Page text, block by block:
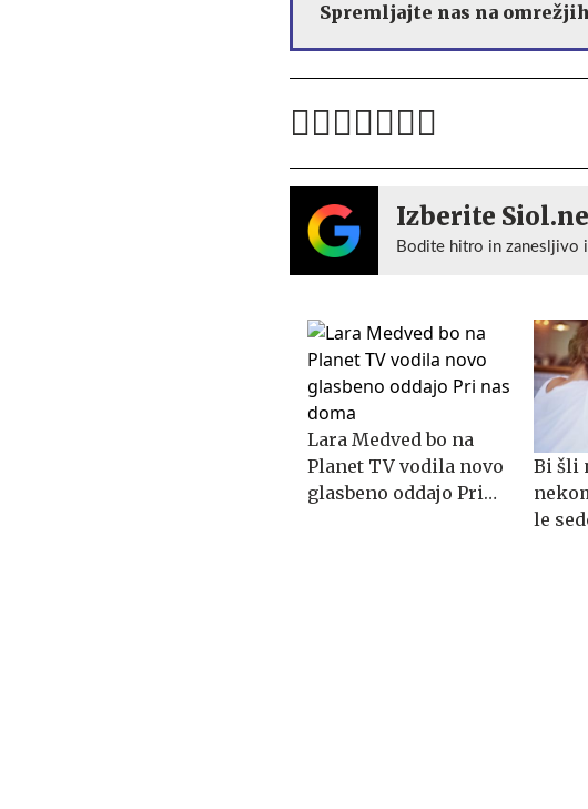
Spremljajte nas na omrežjih
Izberite
Bodite hitro in zanesljivo
Lara Medved bo na
Planet TV vodila novo
glasbeno oddajo Pri
Bi šli
le